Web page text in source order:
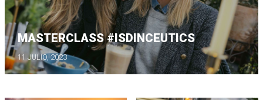
MASTERCLASS #ISDINCEUTICS
11 JULIO, 2023